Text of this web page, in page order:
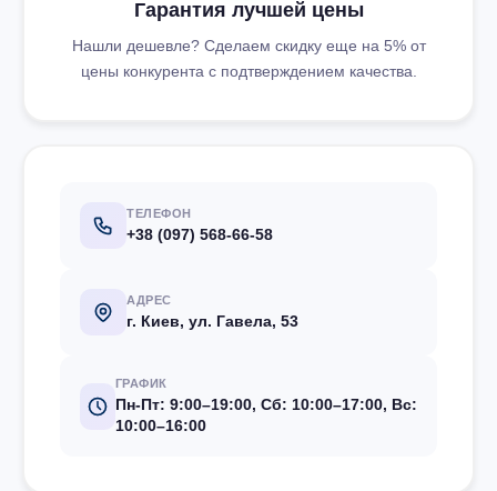
Гарантия лучшей цены
Нашли дешевле? Сделаем скидку еще на 5% от
цены конкурента с подтверждением качества.
ТЕЛЕФОН
+38 (097) 568-66-58
АДРЕС
г. Киев, ул. Гавела, 53
ГРАФИК
Пн-Пт: 9:00–19:00, Сб: 10:00–17:00, Вс:
10:00–16:00